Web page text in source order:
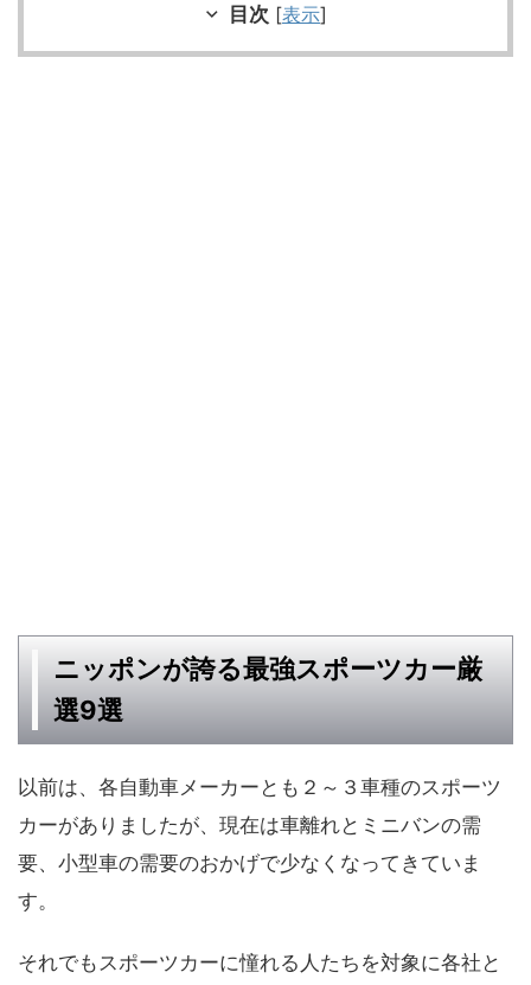
目次 [表示]
ニッポンが誇る最強スポーツカー厳
選9選
以前は、各自動車メーカーとも２～３車種のスポーツ
カーがありましたが、現在は車離れとミニバンの需
要、小型車の需要のおかげで少なくなってきていま
す。
それでもスポーツカーに憧れる人たちを対象に各社と